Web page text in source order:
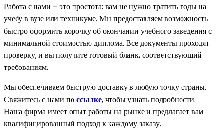
Работа с нами – это простота: вам не нужно тратить годы на
учебу в вузе или техникуме. Мы предоставляем возможность
быстро оформить корочку об окончании учебного заведения с
минимальной стоимостью диплома. Все документы проходят
проверку, и вы получите готовый бланк, соответствующий
требованиям.
Мы обеспечиваем быструю доставку в любую точку страны.
Свяжитесь с нами поссылке, чтобы узнать подробности.
Наша фирма имеет опыт работы на рынке и предлагает вам
квалифицированный подход к каждому заказу.